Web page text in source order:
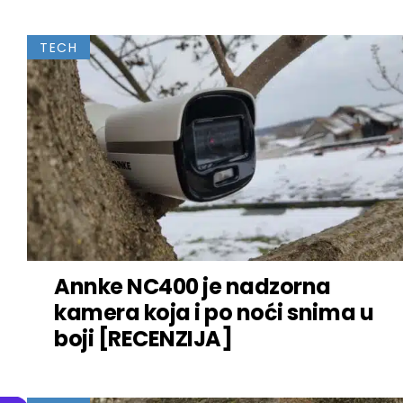
TECH
Annke NC400 je nadzorna
kamera koja i po noći snima u
boji [RECENZIJA]